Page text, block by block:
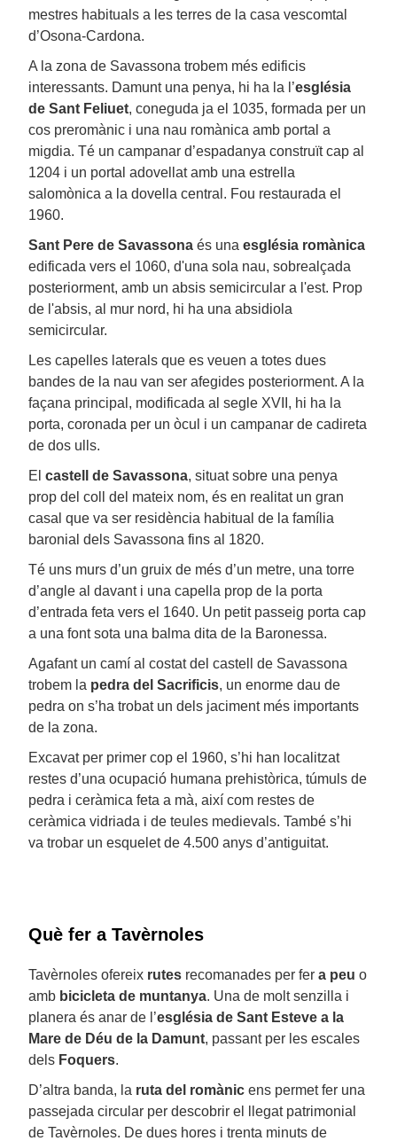
mestres habituals a les terres de la casa vescomtal
d’Osona-Cardona.
A la zona de Savassona trobem més edificis
interessants. Damunt una penya, hi ha la l’església
de Sant Feliuet, coneguda ja el 1035, formada per un
cos preromànic i una nau romànica amb portal a
migdia. Té un campanar d’espadanya construït cap al
1204 i un portal adovellat amb una estrella
salomònica a la dovella central. Fou restaurada el
1960.
Sant Pere de Savassona és una església romànica
edificada vers el 1060, d'una sola nau, sobrealçada
posteriorment, amb un absis semicircular a l'est. Prop
de l'absis, al mur nord, hi ha una absidiola
semicircular.
Les capelles laterals que es veuen a totes dues
bandes de la nau van ser afegides posteriorment. A la
façana principal, modificada al segle XVII, hi ha la
porta, coronada per un òcul i un campanar de cadireta
de dos ulls.
El castell de Savassona, situat sobre una penya
prop del coll del mateix nom, és en realitat un gran
casal que va ser residència habitual de la família
baronial dels Savassona fins al 1820.
Té uns murs d’un gruix de més d’un metre, una torre
d’angle al davant i una capella prop de la porta
d’entrada feta vers el 1640. Un petit passeig porta cap
a una font sota una balma dita de la Baronessa.
Agafant un camí al costat del castell de Savassona
trobem la pedra del Sacrificis, un enorme dau de
pedra on s’ha trobat un dels jaciment més importants
de la zona.
Excavat per primer cop el 1960, s’hi han localitzat
restes d’una ocupació humana prehistòrica, túmuls de
pedra i ceràmica feta a mà, així com restes de
ceràmica vidriada i de teules medievals. També s’hi
va trobar un esquelet de 4.500 anys d’antiguitat.
Què fer a Tavèrnoles
Tavèrnoles ofereix rutes recomanades per fer a peu o
amb bicicleta de muntanya. Una de molt senzilla i
planera és anar de l’església de Sant Esteve a la
Mare de Déu de la Damunt, passant per les escales
dels Foquers.
D’altra banda, la ruta del romànic ens permet fer una
passejada circular per descobrir el llegat patrimonial
de Tavèrnoles. De dues hores i trenta minuts de